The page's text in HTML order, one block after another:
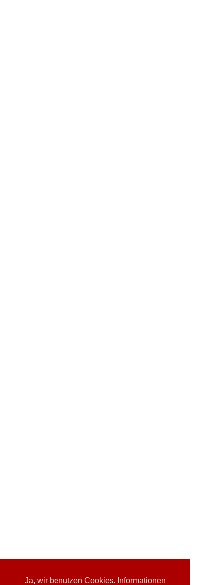
Ja, wir benutzen Cookies. Informationen